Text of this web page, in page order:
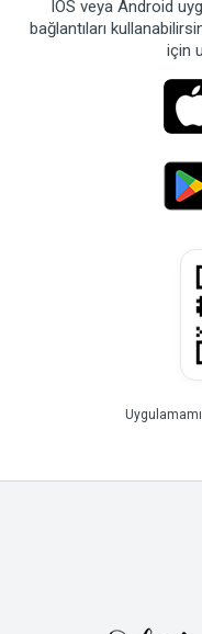
IOS veya Android
bağlantıları
için